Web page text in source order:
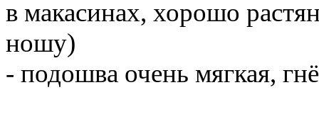
в макасинах, хорошо
ношу)
- подошва очень мягкая,